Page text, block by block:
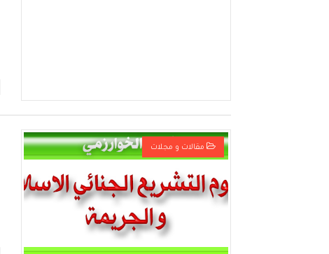
مقالات و مجلات